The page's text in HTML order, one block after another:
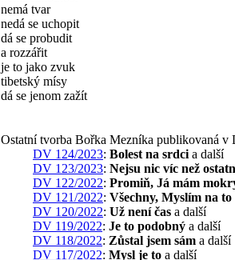
nemá tvar
nedá se uchopit
dá se probudit
a rozzářit
je to jako zvuk
tibetský mísy
dá se jenom zažít
Ostatní tvorba Bořka Mezníka publikovaná v
DV 124/2023: Bolest na srdci a další
DV 123/2023: Nejsu nic víc než
DV 122/2022: Promiň, Já mám
DV 121/2022: Všechny, Myslím na to
DV 120/2022: Už není čas a další
DV 119/2022: Je to podobný a další
DV 118/2022: Zůstal jsem sám a další
DV 117/2022: Mysl je to a další